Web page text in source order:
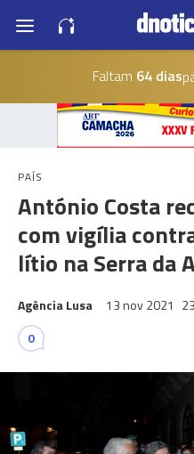
Faltam 64 dias
PAÍS
António Costa
com vigília
lítio na Serra da
Agência Lusa 13 nov 2021
0